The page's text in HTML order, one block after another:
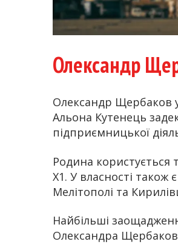
Олександр
Олександр Щербаков
Альона Кутенець
підприємницької
Родина користується
X1. У власності також
Мелітополі та
Найбільші
Олександра